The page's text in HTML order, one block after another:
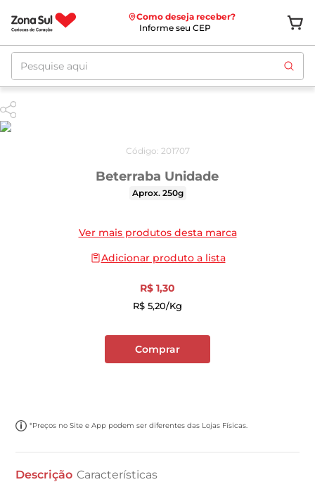
Como deseja receber?
Informe seu CEP
Pesquise aqui
Código: 201707
Beterraba Unidade
Aprox. 250g
Ver mais produtos desta marca
Adicionar produto a lista
R$ 1,30
R$ 5,20/kg
Comprar
*Preços no Site e App podem ser diferentes das Lojas Físicas.
Descrição Características